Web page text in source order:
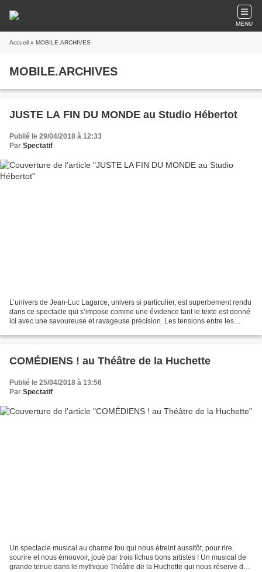
MENU
Accueil » MOBILE.ARCHIVES
MOBILE.ARCHIVES
JUSTE LA FIN DU MONDE au Studio Hébertot
Publié le 29/04/2018 à 12:33
Par Spectatif
L’univers de Jean-Luc Lagarce, univers si particulier, est superbement rendu
dans ce spectacle qui s’impose comme une évidence tant le texte est donné
ici avec une savoureuse et ravageuse précision. Les tensions entre les
COMÉDIENS ! au Théâtre de la Huchette
Publié le 25/04/2018 à 13:56
Par Spectatif
Un spectacle musical au charme fou qui nous étreint aussitôt, pour rire,
sourire et nous émouvoir, joué par trois fichus bons artistes ! Un musical de
grande tenue dans le mythique Théâtre de la Huchette qui nous réserve des